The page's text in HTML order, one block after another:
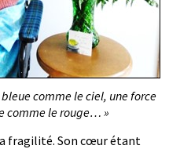
comme le ciel, une force
comme le rouge… »
fragilité. Son cœur étant